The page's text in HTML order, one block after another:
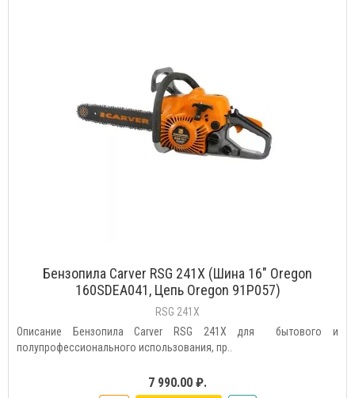
Бензопила Carver RSG 241X (Шина 16" Oregon
160SDEA041, Цепь Oregon 91P057)
RSG 241X
Описание Бензопила Carver RSG 241X для бытового и
полупрофессионального использования, пр..
7 990.00 ₽.